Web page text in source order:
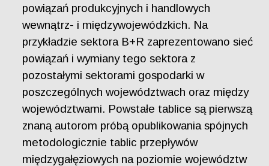
powiązań produkcyjnych i handlowych
wewnątrz- i międzywojewódzkich. Na
przykładzie sektora B+R zaprezentowano sieć
powiązań i wymiany tego sektora z
pozostałymi sektorami gospodarki w
poszczególnych województwach oraz między
województwami. Powstałe tablice są pierwszą
znaną autorom próbą opublikowania spójnych
metodologicznie tablic przepływów
międzygałęziowych na poziomie województw